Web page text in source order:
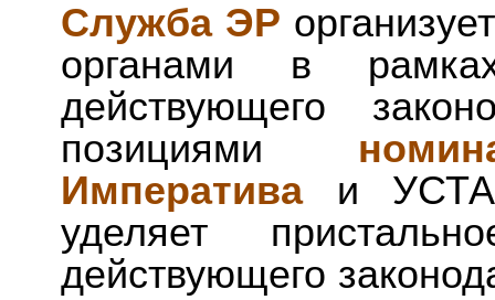
Служба ЭР
органами в
действующего
позициями
Императиваи
уделяет
действующего